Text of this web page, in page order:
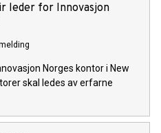
leder for Innovasjon
Norges kontor i New
skal ledes av erfarne